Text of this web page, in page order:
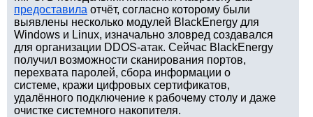
предоставила отчёт, согласно которому были
выявлены несколько модулей BlackEnergy для
Windows и Linux, изначально зловред создавался
для организации DDOS-атак. Сейчас BlackEnergy
получил возможности сканирования портов,
перехвата паролей, сбора информации о
системе, кражи цифровых сертификатов,
удалённого подключение к рабочему столу и даже
очистке системного накопителя.